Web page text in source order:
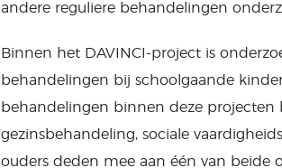
andere reguliere behandelingen
Binnen het DAVINCI-project is
behandelingen bij schoolgaande
behandelingen binnen deze
gezinsbehandeling, sociale
ouders deden mee aan één van beide